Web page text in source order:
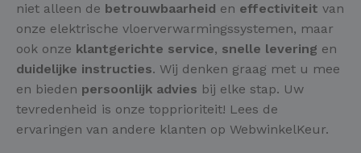
niet alleen de betrouwbaarheid en effectiviteit van
onze elektrische vloerverwarmingssystemen, maar
ook onze klantgerichte service, snelle levering en
duidelijke instructies. Wij denken graag met u mee
en bieden persoonlijk advies bij elke stap. Uw
tevredenheid is onze topprioriteit! Lees de
ervaringen van andere klanten op WebwinkelKeur.